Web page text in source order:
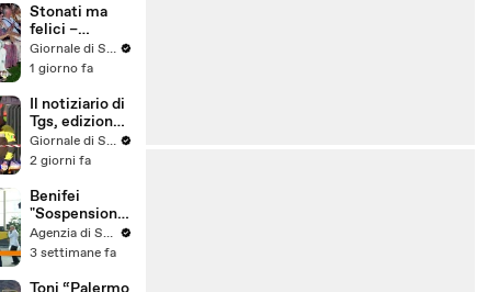
Stonati ma
felici –
Puntata 16Giornale di Sicilia
1 giorno fa
Il notiziario di
Tgs, edizione
del 4 agosto –
ore 13.50
Giornale di Sicilia
2 giorni fa
Benifei
"Sospensione
accordo Ue-
Israele
commerciale,
Agenzia di Stampa ITALPRESS
3 settimane fa